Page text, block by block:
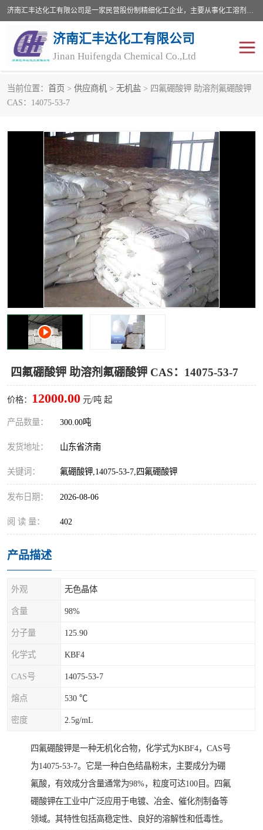
济南汇丰达化工有限公司是一家民营股份制精细化工企业，主要从事化工溶剂、药用辅料、合成中间体等深加工产品的研制开发、生产、销售和进出口贸易。主营产品：环氧丙烷，十二烷基苯，甲基磺酸，磺酸，DMF，DMAC，甘油，苯甲醇，乙酰氯，甲基丙烯酸，甲基丙烯酸甲酯，叔丁醇，异辛酸，二乙烯三胺，一乙，二乙‎，三乙醇胺，原乙酸三甲酯等化工产品及中间体。欢迎各界朋友洽谈咨询业务。
济南汇丰达化工有限公司
Jinan Huifengda Chemical Co.,Ltd
当前位置： 首页 > 供应商机 > 无机盐 > 四氟硼酸钾 助溶剂氟硼酸钾
CAS：14075-53-7
四氟硼酸钾 助溶剂氟硼酸钾 CAS：14075-53-7
价格： 12000.00 元/吨 起
产品数量： 300.00吨
发货地址： 山东省济南
关键词： 氟硼酸钾,14075-53-7,四氟硼酸钾
发布日期： 2026-08-06
阅 读 量： 402
产品描述
外观 无色晶体
含量 98%
分子量 125.90
化学式 KBF4
CAS号 14075-53-7
熔点 530 ℃
密度 2.5g/mL
四氟硼酸钾是一种无机化合物，化学式为KBF4，CAS号
为14075-53-7。它是一种白色结晶粉末，主要成分为硼
氟酸，有效成分含量通常为98%，粒度可达100目。四氟
硼酸钾在工业中广泛应用于电镀、冶金、催化剂制备等
领域。其特性包括高稳定性、良好的溶解性和低毒性。
胺类
醇类 醚类
酚类
羧酸衍生物 无机化工原料
无机盐 有机溶剂
添加剂助剂 十二烷基苯
十二烷基苯磺酸 甲醇钠
三乙胺
丙二醇甲醚醋酸酯 丙酸乙酯
醛类
酯类
烷烃化工原料 合成中间体